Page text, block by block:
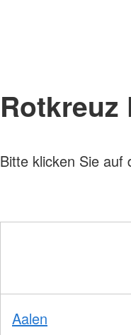
Rotkreuz
Bitte klicken Sie auf
Aalen